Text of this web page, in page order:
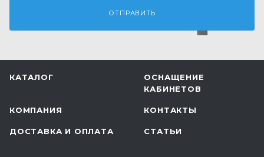
КАТАЛОГ
ОСНАЩЕНИЕ
КАБИНЕТОВ
КОМПАНИЯ КОНТАКТЫ
ДОСТАВКА И ОПЛАТА СТАТЬИ